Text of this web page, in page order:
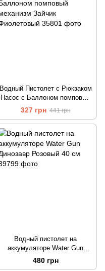
Водный Пистолет с Рюкзаком
Насос с Баллоном помповый
механизм Зайчик Фиолетовый
327 грн 441 грн
Водный пистолет на
аккумуляторе Water Gun
Динозавр Розовый 40 см
480 грн